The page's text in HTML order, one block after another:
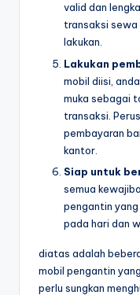
valid dan
transaksi sewa
lakukan.
Lakukan
mobil diisi,
muka sebagai
transaksi.
pembayaran
kantor.
Siap untuk
semua
pengantin
pada hari dan
diatas adalah
mobil pengantin
perlu sungkan